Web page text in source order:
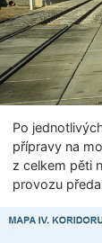
Po
přípravy na
z celkem pěti
provozu